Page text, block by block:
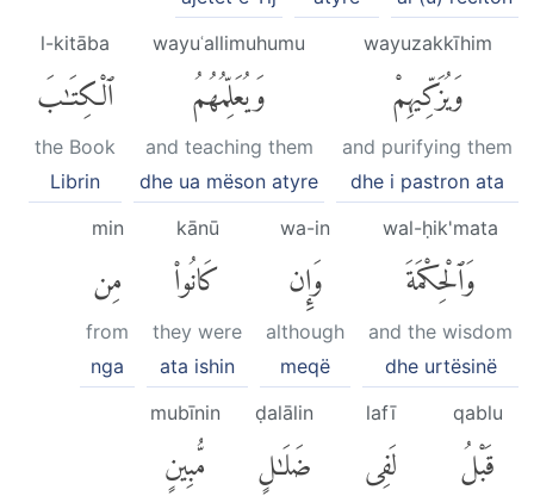
wayuzakkīhim
وَيُزَكِّيهِمْ
and purifying them
dhe i pastron ata
wayuʿallimuhumu
وَيُعَلِّمُهُمُ
and teaching them
dhe ua mëson atyre
l-kitāba
ٱلْكِتَٰبَ
the Book
Librin
wal-ḥik'mata
وَٱلْحِكْمَةَ
and the wisdom
dhe urtësinë
wa-in
وَإِن
although
meqë
kānū
كَانُوا۟
they were
ata ishin
min
مِن
from
nga
qablu
قَبْلُ
lafī
لَفِى
ḍalālin
ضَلَٰلٍ
mubīnin
مُّبِينٍ